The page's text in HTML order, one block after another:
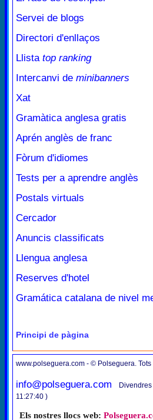
Servei de blogs
Directori d'enllaços
Llista top ranking
Intercanvi de minibanners
Xat
Gramàtica anglesa gratis
Aprén anglès de franc
Fòrum d'idiomes
Tests per a aprendre anglès
Postals virtuals
Cercador
Anuncis classificats
Llengua anglesa
Reserves d'hotel
Gramática catalana de nivel
Principi de pàgina
www.polseguera.com - © Polseguera.
info@polseguera.com
11:27:40 )
Els nostres llocs web: